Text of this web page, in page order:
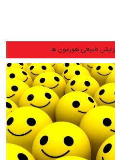
طبیعی هورمون ها